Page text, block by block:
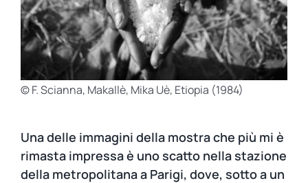
© F. Scianna, Makallè, Mika Uè, Etiopia (1984)
Una delle immagini della mostra che più mi è
rimasta impressa è uno scatto nella stazione
della metropolitana a Parigi, dove, sotto a un